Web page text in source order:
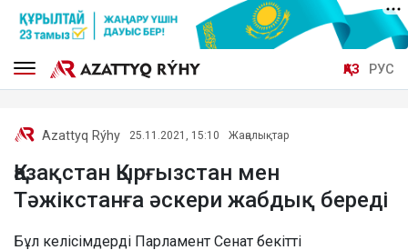
ҚАЗ РУС
Azattyq Rýhy 25.11.2021, 15:10 Жаңалықтар
Қазақстан Қырғызстан мен
Тәжікстанға әскери жабдық береді
Бұл келісімдерді Парламент Сенат бекітті